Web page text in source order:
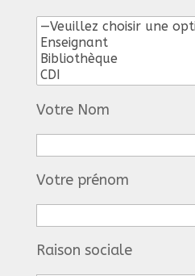
Votre Nom
Votre prénom
Raison sociale